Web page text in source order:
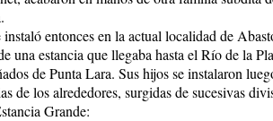
entonces en la actual localidad de
una estancia que llegaba hasta el Río de la
de Punta Lara. Sus hijos se instalaron
de los alrededores, surgidas de sucesivas
Grande: